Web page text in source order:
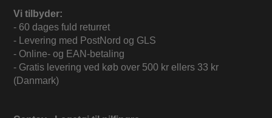
Vi tilbyder:
- 60 dages fuld returret
- Levering med PostNord og GLS
- Online- og EAN-betaling
- Gratis levering ved køb over 500 kr ellers 33 kr
(Danmark)